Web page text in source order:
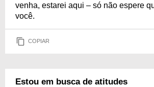
venha, estarei aqui – só não espere
você.
COPIAR
Estou em busca de atitudes